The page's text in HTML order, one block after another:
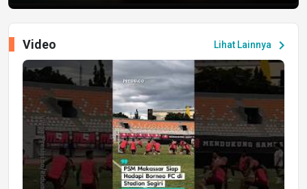
Lihat Lainnya chevron_right
Video